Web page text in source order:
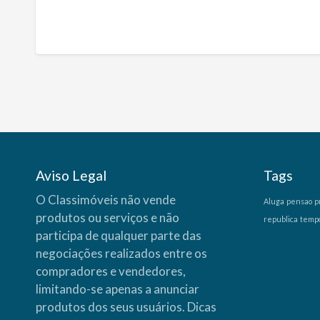
Aviso Legal
O Classimóveis não vende
produtos ou serviços e não
participa de qualquer parte das
negociações realizados entre os
compradores e vendedores,
limitando-se apenas a anunciar
produtos dos seus usuários. Dicas
Tags
Aluga pensao
republica